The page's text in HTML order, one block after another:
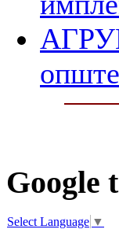
Google
Select Language ▼